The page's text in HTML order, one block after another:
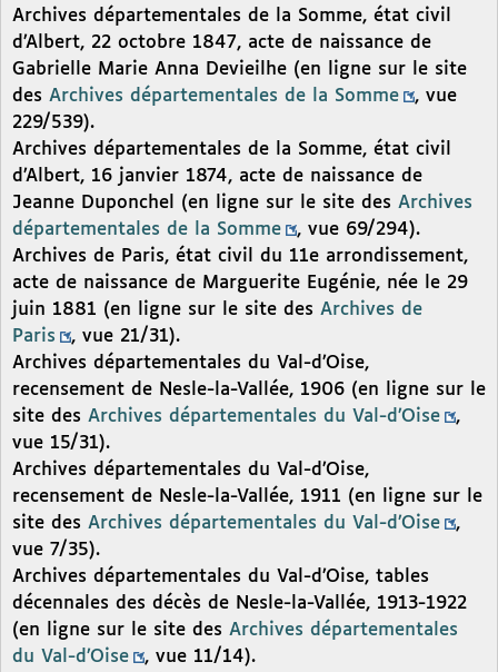
Archives départementales de la Somme, état civil
d’Albert, 22 octobre 1847, acte de naissance de
Gabrielle Marie Anna Devieilhe (en ligne sur le site
des Archives départementales de la Somme
, vue
229/539).
Archives départementales de la Somme, état civil
d’Albert, 16 janvier 1874, acte de naissance de
Jeanne Duponchel (en ligne sur le site des Archives
départementales de la Somme
, vue 69/294).
Archives de Paris, état civil du 11e arrondissement,
acte de naissance de Marguerite Eugénie, née le 29
juin 1881 (en ligne sur le site des Archives de
Paris
, vue 21/31).
Archives départementales du Val-d’Oise,
recensement de Nesle-la-Vallée, 1906 (en ligne sur le
site des Archives départementales du Val-d’Oise
,
vue 15/31).
Archives départementales du Val-d’Oise,
recensement de Nesle-la-Vallée, 1911 (en ligne sur le
site des Archives départementales du Val-d’Oise
,
vue 7/35).
Archives départementales du Val-d’Oise, tables
décennales des décès de Nesle-la-Vallée, 1913-1922
(en ligne sur le site des Archives départementales
du Val-d’Oise
, vue 11/14).